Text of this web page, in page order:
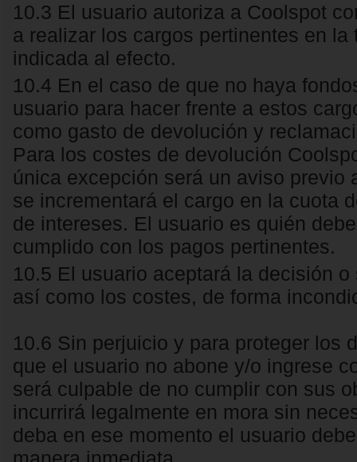
10.3 El usuario autoriza a Coolspot
a realizar los cargos pertinentes en
indicada al efecto.
10.4 En el caso de que no haya
usuario para hacer frente a estos
como gasto de devolución y
Para los costes de devolución
única excepción será un aviso previo
se incrementará el cargo en la cuota
de intereses. El usuario es quién
cumplido con los pagos pertinentes.
10.5 El usuario aceptará la decisión
así como los costes, de forma
10.6 Sin perjuicio y para proteger los
que el usuario no abone y/o ingrese
será culpable de no cumplir con sus
incurrirá legalmente en mora sin
deba en ese momento el usuario